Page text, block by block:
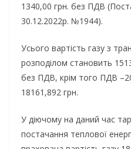
1340,00 грн. без ПДВ
30.12.2022р. №1944).
Усього вартість газу з
розподілом становить
без ПДВ, крім того ПДВ
18161,892 грн.
У діючому на даний час
постачання теплової